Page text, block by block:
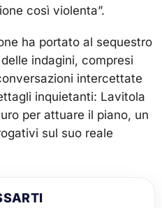
così violenta”.
ha portato al sequestro
indagini, compresi
intercettate
inquietanti: Lavitola
per attuare il piano, un
sul suo reale